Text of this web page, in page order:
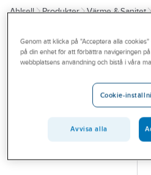
Kampanjer
Outlet
Branscher
Ahlsell Produkter Värme & Sanitet
Genom att klicka på "Acceptera alla
på din enhet för att förbättra navigeringen
webbplatsens användning och bistå i våra
Cookie-
Avvisa alla